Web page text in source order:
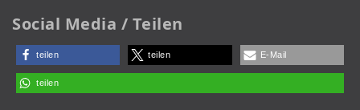
Social Media / Teilen
teilen teilen E-Mail
teilen